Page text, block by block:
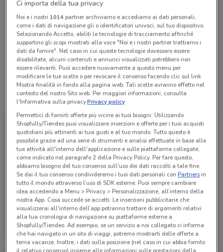
Chiama il negozio
Lunedì n.d.
Martedì n.d.
Mercoledì n.d.
Giovedì n.d.
Venerdì n.d.
Sabato n.d.
Domenica n.d.
06 77076790
Tutte le promozioni di questo negozio
Thun
Scade il 18/08 1.2 km
Ci importa della tua privacy
Noi e i nostri 1014partner archiviamo e accediamo ai dati personali,
come i dati di navigazione gli o identificatori univoci, sul tuo dispositivo.
Selezionando Accetto, abiliti le tecnologie di tracciamento affinché
supportino gli scopi mostrati alla voce "Noi e i nostri partner trattiamo i
dati da fornire". Nel caso in cui queste tecnologie dovessero essere
disabilitate, alcuni contenuti e annunci visualizzati potrebbero non
essere rilevanti. Puoi accedere nuovamente a questo menu per
modificare le tue scelte o per revocare il consenso facendo clic sul link
Mostra finalità in fondo alla pagina web. Tali scelte avranno effetto nel
contesto del nostro Sito web. Per maggiori informazioni, consulta
l'Informativa sulla privacy.Privacy policy
Permettici di fornirti offerte più vicine ai tuoi bisogni: Utilizzando
Shopfully/Tiendeo puoi visualizzare inserzioni e offerte per i tuoi acquisti
quotidiani più attinenti ai tuoi gusti e al tuo mondo. Tutto questo è
possibile grazie ad una serie di strumenti e analisi effettuate in base alle
tue attività all'interno dell'applicazione e sulle piattaforme collegate,
come indicato nel paragrafo 2 della Privacy Policy. Per fare questo,
abbiamo bisogno del tuo consenso sull'uso dei dati raccolti a tale fine.
Se dai il tuo consenso condivideremo i tuoi dati personali conPartnersin
tutto il mondo attraverso l’uso di SDK esterne. Puoi sempre cambiare
idea accedendo a Menu > Privacy > Personalizzazione, all’interno della
nostra App. Cosa succede se accetti: Le inserzioni pubblicitarie che
visualizzerai all'interno dell’app potranno trattare di argomenti relativi
alla tua cronologia di navigazione su piattaforme esterne a
Shopfully/Tiendeo. Ad esempio, se un servizio a noi collegato ci informa
che hai navigato in un sito di viaggi, potremo mostrarti delle offerte a
tema vacanze. Inoltre, i dati sulla posizione (nel caso in cui abbia fornito